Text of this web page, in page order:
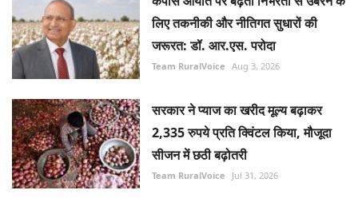
लिए तकनीकी और नीतिगत सुधारों की
जरूरत: डॉ. आर.एस. परोदा
Team RuralVoice Aug 3, 2026
सरकार ने प्याज का खरीद मूल्य बढ़ाकर
2,335 रुपये प्रति क्विंटल किया, मौजूदा
सीजन में छठी बढ़ोतरी
Team RuralVoice Jul 31, 2026